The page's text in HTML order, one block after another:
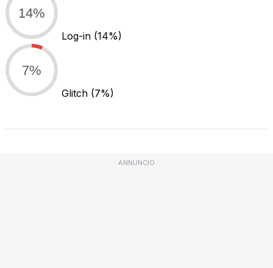
14%
Log-in (14%)
7%
Glitch (7%)
ANNUNCIO